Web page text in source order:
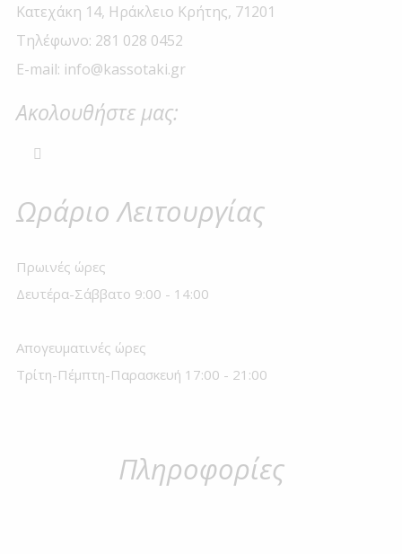
Κατεχάκη 14, Ηράκλειο Κρήτης, 71201
Τηλέφωνο: 281 028 0452
E-mail: info@kassotaki.gr
Ακολουθήστε μας:
Ωράριο Λειτουργίας
Πρωινές ώρες
Δευτέρα-Σάββατο 9:00 - 14:00
Απογευματινές ώρες
Τρίτη-Πέμπτη-Παρασκευή 17:00 - 21:00
Πληροφορίες